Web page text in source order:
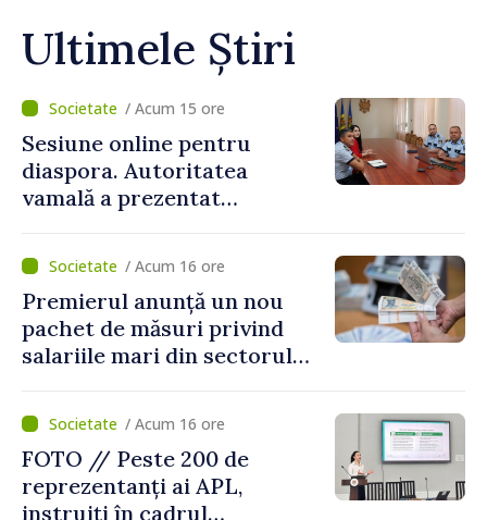
Ultimele Știri
/ Acum 15 ore
Sesiune online pentru
diaspora. Autoritatea
vamală a prezentat
revenirea în țară
/ Acum 16 ore
Premierul anunță un nou
pachet de măsuri privind
salariile mari din sectorul
/ Acum 16 ore
FOTO // Peste 200 de
reprezentanți ai APL,
instruiți în cadrul